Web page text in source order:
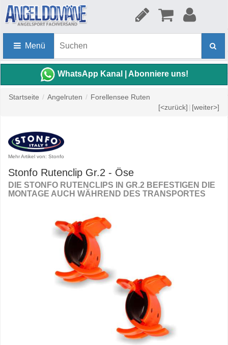
Menü
WhatsApp Kanal | Abonniere uns!
Startseite / Angelruten / Forellensee Ruten
[<zurück] | [weiter>]
Mehr Artikel von: Stonfo
Stonfo Rutenclip Gr.2 - Öse
DIE STONFO RUTENCLIPS IN GR.2 BEFESTIGEN DIE
MONTAGE AUCH WÄHREND DES TRANSPORTES